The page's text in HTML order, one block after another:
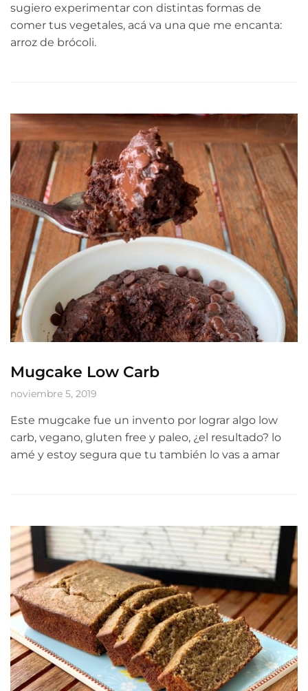
sugiero experimentar con distintas formas de
comer tus vegetales, acá va una que me encanta:
arroz de brócoli.
Mugcake Low Carb
noviembre 5, 2019
Este mugcake fue un invento por lograr algo low
carb, vegano, gluten free y paleo, ¿el resultado? lo
amé y estoy segura que tu también lo vas a amar